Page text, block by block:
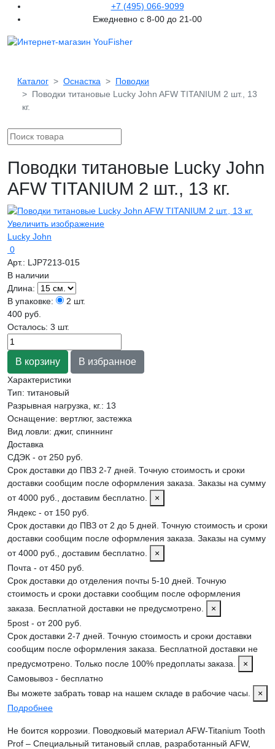
+7 (495) 066-9099
Ежедневно с 8-00 до 21-00
Каталог Оснастка
Поводки
Поводки титановые Lucky John AFW TITANIUM 2 шт., 13
кг.
Поводки титановые Lucky John
AFW TITANIUM 2 шт., 13 кг.
Увеличить изображение
Lucky John
0
Арт.: LJP7213-015
В наличии
Длина:
В упаковке:
2 шт.
400 руб.
Осталось: 3 шт.
Характеристики
Тип: титановый
Разрывная нагрузка, кг.: 13
Оснащение: вертлюг, застежка
Вид ловли: джиг, спиннинг
Доставка
СДЭК - от 250 руб.
Срок доставки до ПВЗ 2-7 дней. Точную стоимость и сроки
доставки сообщим после оформления заказа. Заказы на сумму
от 4000 руб., доставим бесплатно.
×
Яндекс - от 150 руб.
Срок доставки до ПВЗ от 2 до 5 дней. Точную стоимость и сроки
доставки сообщим после оформления заказа. Заказы на сумму
от 4000 руб., доставим бесплатно.
×
Почта - от 450 руб.
Срок доставки до отделения почты 5-10 дней. Точную
стоимость и сроки доставки сообщим после оформления
заказа. Бесплатной доставки не предусмотрено.
×
5post - от 200 руб.
Срок доставки 2-7 дней. Точную стоимость и сроки доставки
сообщим после оформления заказа. Бесплатной доставки не
предусмотрено. Только после 100% предоплаты заказа.
×
Самовывоз - бесплатно
Вы можете забрать товар на нашем складе в рабочие часы.
×
Подробнее
Не боится коррозии. Поводковый материал AFW-Titanium Tooth
Prof – Специальный титановый сплав, разработанный AFW,